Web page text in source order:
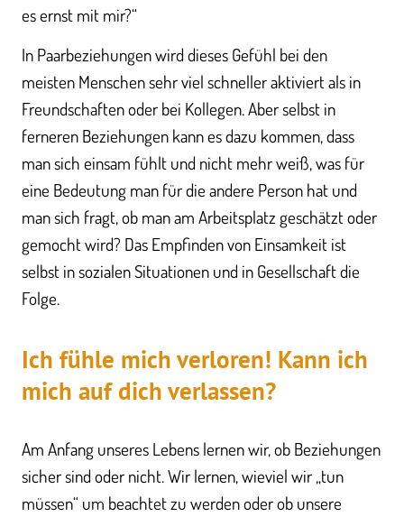
es ernst mit mir?“
In Paarbeziehungen wird dieses Gefühl bei den
meisten Menschen sehr viel schneller aktiviert als in
Freundschaften oder bei Kollegen. Aber selbst in
ferneren Beziehungen kann es dazu kommen, dass
man sich einsam fühlt und nicht mehr weiß, was für
eine Bedeutung man für die andere Person hat und
man sich fragt, ob man am Arbeitsplatz geschätzt oder
gemocht wird? Das Empfinden von Einsamkeit ist
selbst in sozialen Situationen und in Gesellschaft die
Folge.
Ich fühle mich verloren! Kann ich
mich auf dich verlassen?
Am Anfang unseres Lebens lernen wir, ob Beziehungen
sicher sind oder nicht. Wir lernen, wieviel wir „tun
müssen“ um beachtet zu werden oder ob unsere